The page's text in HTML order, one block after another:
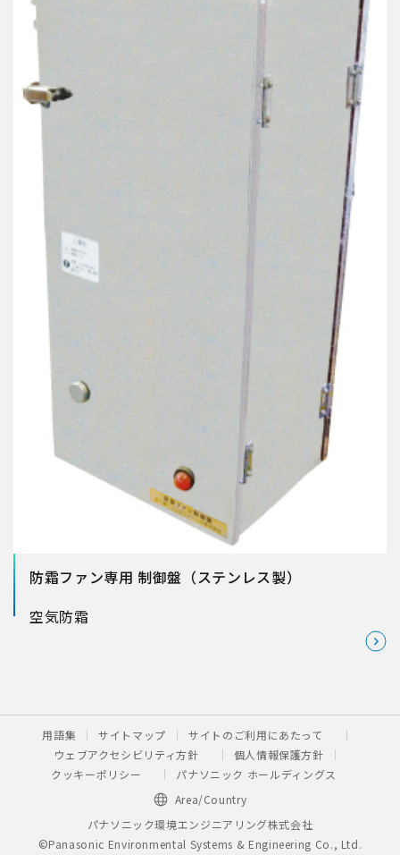
防霜ファン専用 制御盤（ステンレス製）
空気防霜
用語集 サイトマップ
サイトのご利用にあたって
ウェブアクセシビリティ方針
個人情報保護方針
クッキーポリシー
パナソニック ホールディングス
Area/Country
パナソニック環境エンジニアリング株式会社
©Panasonic Environmental Systems & Engineering Co., Ltd.